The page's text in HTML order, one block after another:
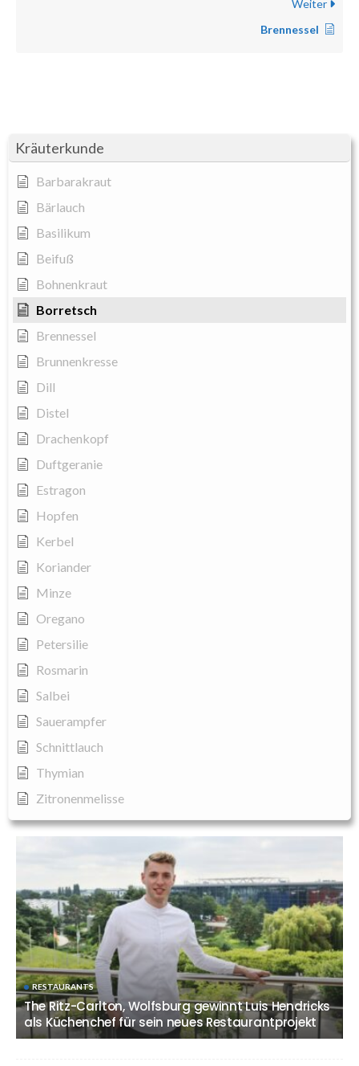
Kräuterkunde
Barbarakraut
Bärlauch
Basilikum
Beifuß
Bohnenkraut
Borretsch
Brennessel
Brunnenkresse
Dill
Distel
Drachenkopf
Duftgeranie
Estragon
Hopfen
Kerbel
Koriander
Minze
Oregano
Petersilie
Rosmarin
Salbei
Sauerampfer
Schnittlauch
Thymian
Zitronenmelisse
RESTAURANTS
The Ritz-Carlton, Wolfsburg gewinnt Luis Hendricks
als Küchenchef für sein neues Restaurantprojekt
Weiter
Brennessel